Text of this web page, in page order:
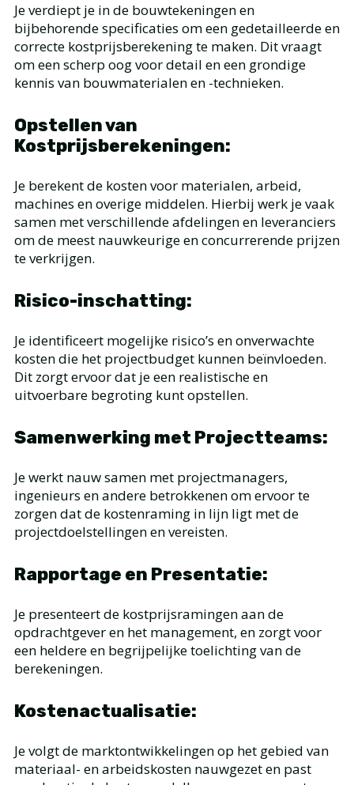
Je verdiept je in de bouwtekeningen en
bijbehorende specificaties om een gedetailleerde en
correcte kostprijsberekening te maken. Dit vraagt
om een scherp oog voor detail en een grondige
kennis van bouwmaterialen en -technieken.
Opstellen van
Kostprijsberekeningen:
Je berekent de kosten voor materialen, arbeid,
machines en overige middelen. Hierbij werk je vaak
samen met verschillende afdelingen en leveranciers
om de meest nauwkeurige en concurrerende prijzen
te verkrijgen.
Risico-inschatting:
Je identificeert mogelijke risico’s en onverwachte
kosten die het projectbudget kunnen beïnvloeden.
Dit zorgt ervoor dat je een realistische en
uitvoerbare begroting kunt opstellen.
Samenwerking met Projectteams:
Je werkt nauw samen met projectmanagers,
ingenieurs en andere betrokkenen om ervoor te
zorgen dat de kostenraming in lijn ligt met de
projectdoelstellingen en vereisten.
Rapportage en Presentatie:
Je presenteert de kostprijsramingen aan de
opdrachtgever en het management, en zorgt voor
een heldere en begrijpelijke toelichting van de
berekeningen.
Kostenactualisatie:
Je volgt de marktontwikkelingen op het gebied van
materiaal- en arbeidskosten nauwgezet en past